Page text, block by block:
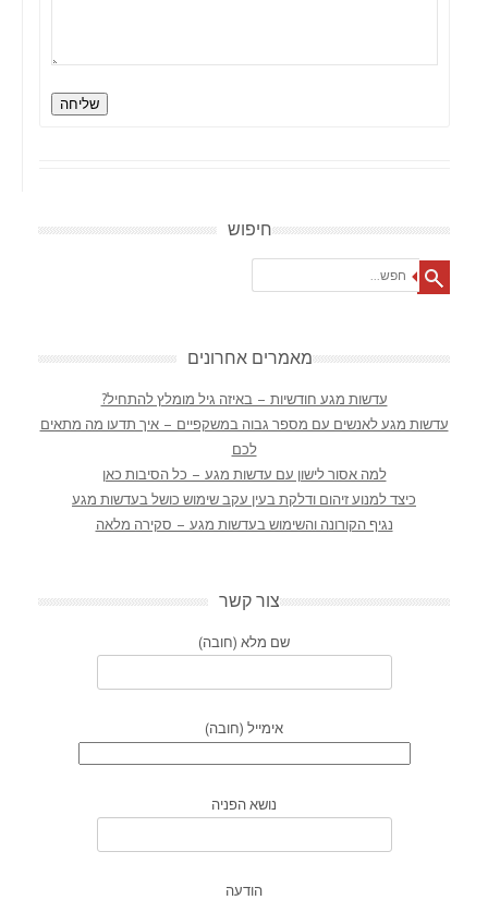
שליחה
חיפוש
מאמרים אחרונים
עדשות מגע חודשיות – באיזה גיל מומלץ להתחיל?
עדשות מגע לאנשים עם מספר גבוה במשקפיים – איך תדעו מה מתאים
לכם
למה אסור לישון עם עדשות מגע – כל הסיבות כאן
כיצד למנוע זיהום ודלקת בעין עקב שימוש כושל בעדשות מגע
נגיף הקורונה והשימוש בעדשות מגע – סקירה מלאה
צור קשר
שם מלא (חובה)
אימייל (חובה)
נושא הפניה
הודעה